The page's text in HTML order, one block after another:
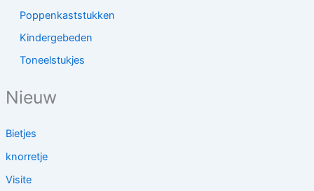
Poppenkaststukken
Kindergebeden
Toneelstukjes
Nieuw
Bietjes
knorretje
Visite